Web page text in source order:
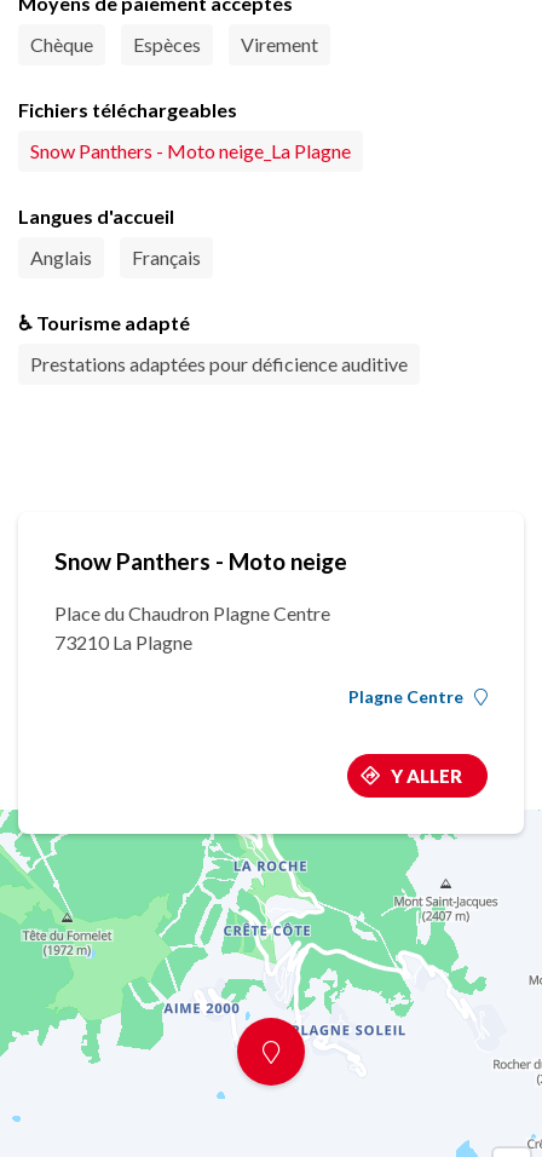
Chèque
Espèces Virement
Fichiers téléchargeables
Snow Panthers - Moto neige_La Plagne
Langues d'accueil
Anglais
Français
♿ Tourisme adapté
Prestations adaptées pour déficience auditive
Snow Panthers - Moto neige
Place du Chaudron Plagne Centre
73210 La Plagne
Plagne Centre
Y ALLER